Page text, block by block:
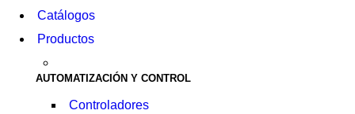
Catálogos
Productos
AUTOMATIZACIÓN Y CONTROL
Controladores